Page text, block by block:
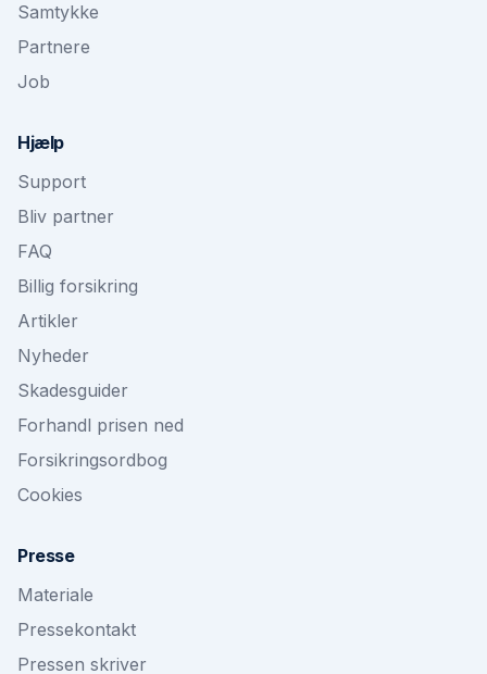
Samtykke
Partnere
Job
Hjælp
Support
Bliv partner
FAQ
Billig forsikring
Artikler
Nyheder
Skadesguider
Forhandl prisen ned
Forsikringsordbog
Cookies
Presse
Materiale
Pressekontakt
Pressen skriver